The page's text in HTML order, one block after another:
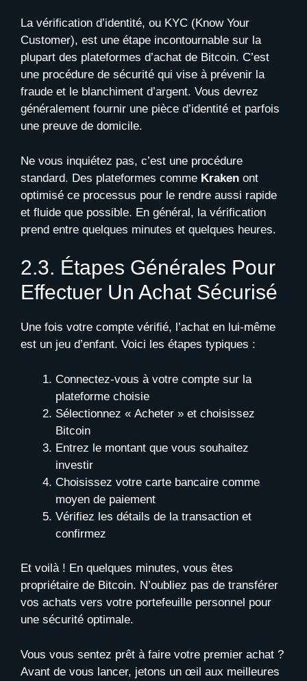
La vérification d’identité, ou KYC (Know Your
Customer), est une étape incontournable sur la
plupart des plateformes d’achat de Bitcoin. C’est
une procédure de sécurité qui vise à prévenir la
fraude et le blanchiment d’argent. Vous devrez
généralement fournir une pièce d’identité et parfois
une preuve de domicile.
Ne vous inquiétez pas, c’est une procédure
standard. Des plateformes comme Kraken ont
optimisé ce processus pour le rendre aussi rapide
et fluide que possible. En général, la vérification
prend entre quelques minutes et quelques heures.
2.3. Étapes Générales Pour
Effectuer Un Achat Sécurisé
Une fois votre compte vérifié, l’achat en lui-même
est un jeu d’enfant. Voici les étapes typiques :
Connectez-vous à votre compte sur la
plateforme choisie
Sélectionnez « Acheter » et choisissez
Bitcoin
Entrez le montant que vous souhaitez
investir
Choisissez votre carte bancaire comme
moyen de paiement
Vérifiez les détails de la transaction et
confirmez
Et voilà ! En quelques minutes, vous êtes
propriétaire de Bitcoin. N’oubliez pas de transférer
vos achats vers votre portefeuille personnel pour
une sécurité optimale.
Vous vous sentez prêt à faire votre premier achat ?
Avant de vous lancer, jetons un œil aux meilleures